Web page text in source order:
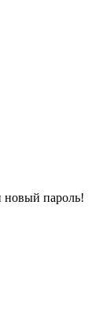
новый пароль!